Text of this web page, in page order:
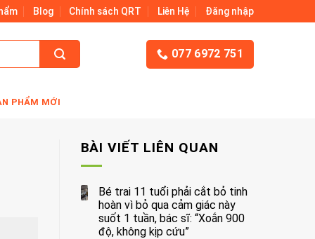
Blog Chính sách QRT Liên Hệ Đăng nhập
077 6972 751
PHẨM MỚI
BÀI VIẾT LIÊN QUAN
Bé trai 11 tuổi phải cắt bỏ tinh
hoàn vì bỏ qua cảm giác này
suốt 1 tuần, bác sĩ: “Xoắn 900
độ, không kịp cứu”